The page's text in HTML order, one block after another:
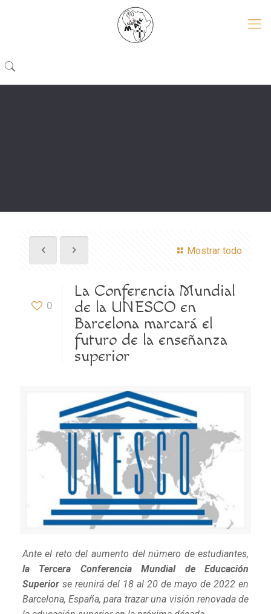
Mostrar todo
0
La Conferencia Mundial
de la UNESCO en
Barcelona marcará el
futuro de la enseñanza
superior
Ante el reto del aumento del número de estudiantes,
la Tercera Conferencia Mundial de Educación
Superiorse reunirá del 18 al 20 de mayo de 2022 en
Barcelona, España, para trazar una visión renovada de